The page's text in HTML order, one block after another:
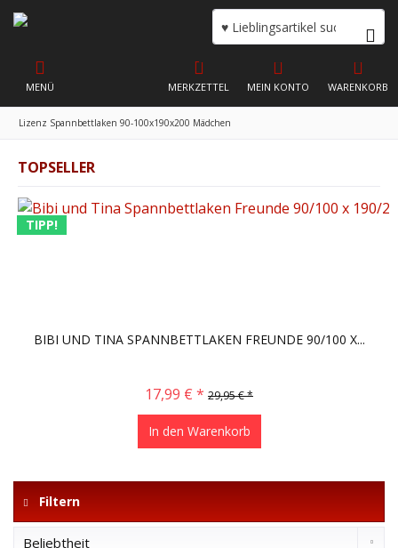
WARENKORB
MERKZETTEL MEIN KONTO
MENÜ
Lizenz Spannbettlaken 90-100x190x200 Mädchen
TOPSELLER
TIPP!
BIBI UND TINA SPANNBETTLAKEN FREUNDE 90/100 X...
17,99 € * 29,95 € *
In den Warenkorb
Filtern